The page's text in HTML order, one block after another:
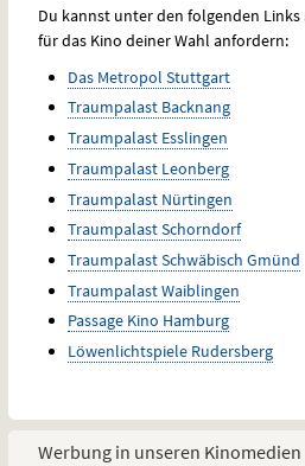
Du kannst unter den folgenden
für das Kino deiner Wahl anfordern:
Das Metropol Stuttgart
Traumpalast Backnang
Traumpalast Esslingen
Traumpalast Leonberg
Traumpalast Nürtingen
Traumpalast Schorndorf
Traumpalast Schwäbisch Gmünd
Traumpalast Waiblingen
Passage Kino Hamburg
Löwenlichtspiele Rudersberg
Werbung in unseren Kinomedien